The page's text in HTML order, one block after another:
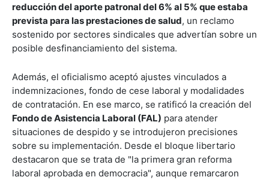
reducción del aporte patronal del 6% al 5% que estaba
prevista para las prestaciones de salud, un reclamo
sostenido por sectores sindicales que advertían sobre un
posible desfinanciamiento del sistema.
Además, el oficialismo aceptó ajustes vinculados a
indemnizaciones, fondo de cese laboral y modalidades
de contratación. En ese marco, se ratificó la creación del
Fondo de Asistencia Laboral (FAL) para atender
situaciones de despido y se introdujeron precisiones
sobre su implementación. Desde el bloque libertario
destacaron que se trata de "la primera gran reforma
laboral aprobada en democracia", aunque remarcaron